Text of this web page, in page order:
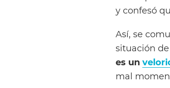
y confesó
Así, se
situación
es un
mal